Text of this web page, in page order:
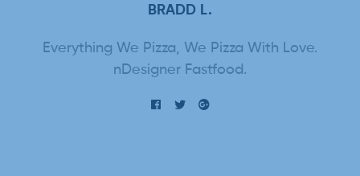
BRADD L.
Everything We Pizza, We Pizza With Love.
nDesigner Fastfood.